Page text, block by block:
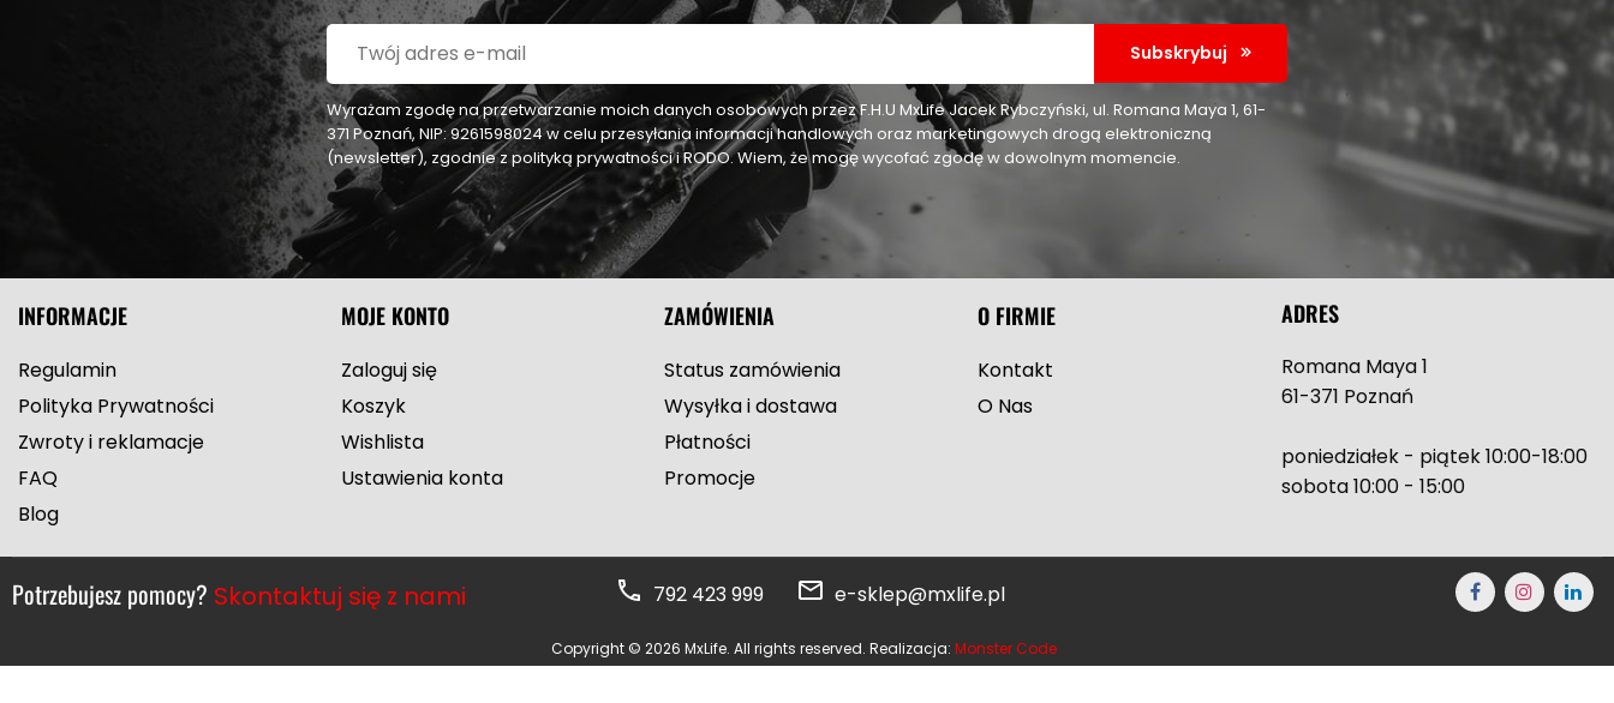
Subskrybuj
Wyrażam zgodę na przetwarzanie moich danych osobowych przez F.H.U MxLife Jacek Rybczyński, ul. Romana Maya 1, 61-
371 Poznań, NIP: 9261598024 w celu przesyłania informacji handlowych oraz marketingowych drogą elektroniczną
(newsletter), zgodnie z polityką prywatności i RODO. Wiem, że mogę wycofać zgodę w dowolnym momencie.
INFORMACJE
Regulamin
Polityka Prywatności
Zwroty i reklamacje
FAQ
Blog
MOJE KONTO
Zaloguj się
Koszyk
Wishlista
Ustawienia konta
ZAMÓWIENIA
Status zamówienia
Wysyłka i dostawa
Płatności
Promocje
O FIRMIE
Kontakt
O Nas
ADRES
Romana Maya 1
61-371 Poznań
poniedziałek - piątek 10:00-18:00
sobota 10:00 - 15:00
Potrzebujesz pomocy? Skontaktuj się z nami 792 423 999 e-sklep@mxlife.pl
Copyright © 2026 MxLife. All rights reserved. Realizacja: Monster Code